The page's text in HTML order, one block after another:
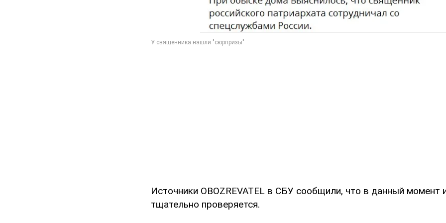
Источники OBOZREVATEL в СБУ сообщили, что в данный момент
тщательно проверяется.